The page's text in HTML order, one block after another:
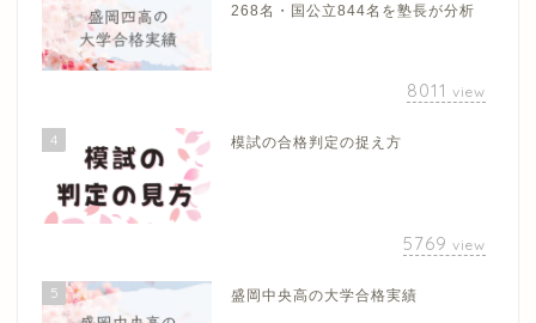
268名・国公立844名を塾長が分析
8011 view
4 模試の合格判定の捉え方
5769 view
5 盛岡中央高の大学合格実績